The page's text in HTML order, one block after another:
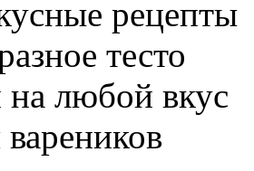
рецепты
тесто
на любой вкус